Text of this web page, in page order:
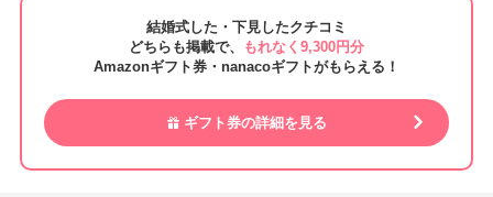
結婚式した・下見したクチコミ
どちらも掲載で、
もれなく9,300円分
Amazonギフト券・nanacoギフトがもらえる！
ギフト券の詳細を見る